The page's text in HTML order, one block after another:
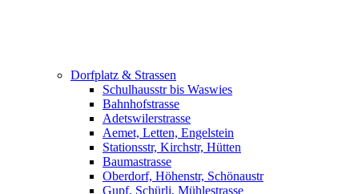
Dorfplatz & Strassen
Schulhausstr bis Waswies
Bahnhofstrasse
Adetswilerstrasse
Aemet, Letten, Engelstein
Stationsstr, Kirchstr, Hütten
Baumastrasse
Oberdorf, Höhenstr, Schönaustr
Gupf, Schürli, Mühlestrasse